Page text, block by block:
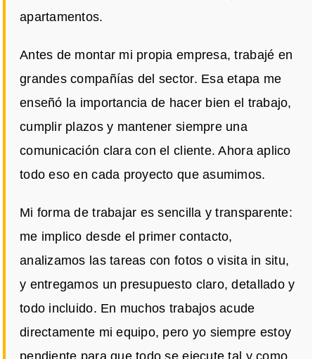
apartamentos.
Antes de montar mi propia empresa, trabajé en
grandes compañías del sector. Esa etapa me
enseñó la importancia de hacer bien el trabajo,
cumplir plazos y mantener siempre una
comunicación clara con el cliente. Ahora aplico
todo eso en cada proyecto que asumimos.
Mi forma de trabajar es sencilla y transparente:
me implico desde el primer contacto,
analizamos las tareas con fotos o visita in situ,
y entregamos un presupuesto claro, detallado y
todo incluido. En muchos trabajos acude
directamente mi equipo, pero yo siempre estoy